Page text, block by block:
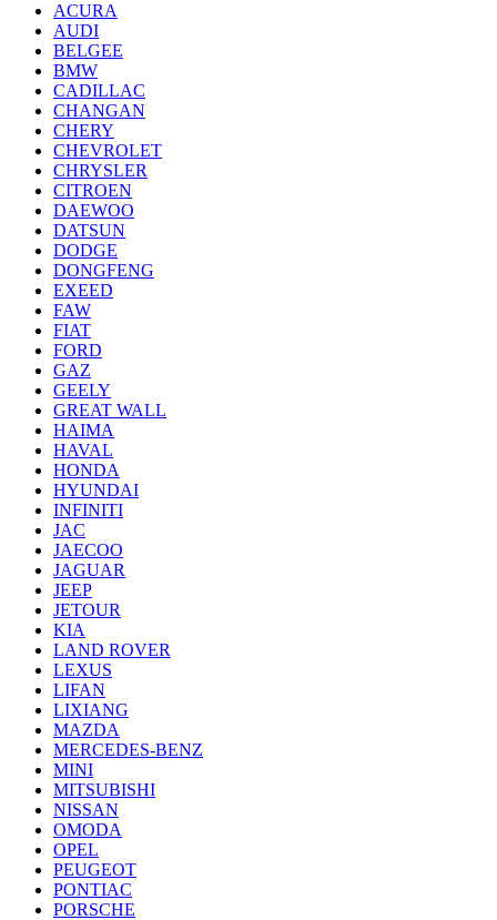
ACURA
AUDI
BELGEE
BMW
CADILLAC
CHANGAN
CHERY
CHEVROLET
CHRYSLER
CITROEN
DAEWOO
DATSUN
DODGE
DONGFENG
EXEED
FAW
FIAT
FORD
GAZ
GEELY
GREAT WALL
HAIMA
HAVAL
HONDA
HYUNDAI
INFINITI
JAC
JAECOO
JAGUAR
JEEP
JETOUR
KIA
LAND ROVER
LEXUS
LIFAN
LIXIANG
MAZDA
MERCEDES-BENZ
MINI
MITSUBISHI
NISSAN
OMODA
OPEL
PEUGEOT
PONTIAC
PORSCHE